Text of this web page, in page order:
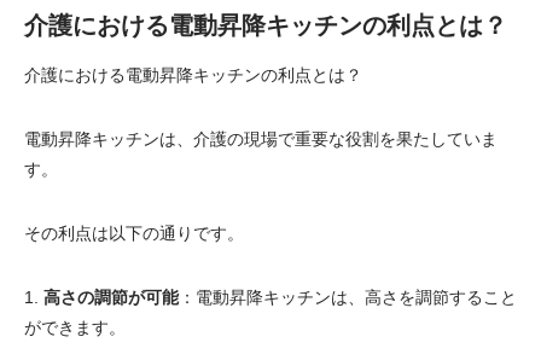
介護における電動昇降キッチンの利点とは？
介護における電動昇降キッチンの利点とは？
電動昇降キッチンは、介護の現場で重要な役割を果たしていま
す。
その利点は以下の通りです。
1. 高さの調節が可能：電動昇降キッチンは、高さを調節すること
ができます。